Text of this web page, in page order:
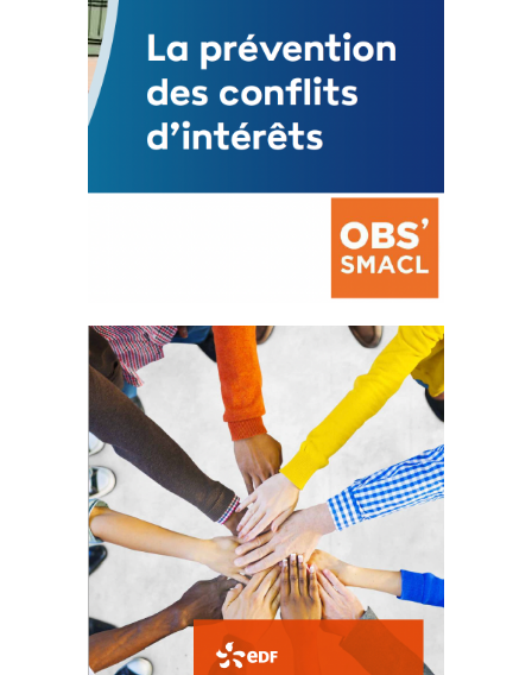
La prévention des conflits
d’intérêts
18 septembre 2023
FEUILLETER